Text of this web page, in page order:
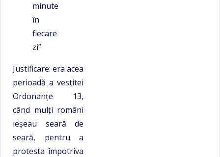
minute
în
fiecare
zi”
Justificare: era acea
perioadă a vestitei
Ordonanţe 13,
când mulţi români
ieşeau seară de
seară, pentru a
protesta împotriva